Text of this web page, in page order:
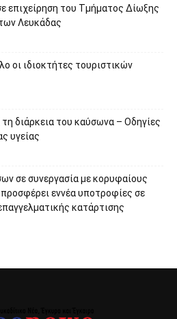
επιχείρηση του Τμήματος Δίωξης
Λευκάδας
οι ιδιοκτήτες τουριστικών
διάρκεια του καύσωνα – Οδηγίες
υγείας
σε συνεργασία με κορυφαίους
εννέα υποτροφίες σε
κατάρτισης